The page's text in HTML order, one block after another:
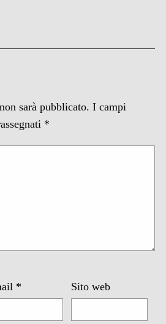
sarà pubblicato. I campi
*
* Sito web